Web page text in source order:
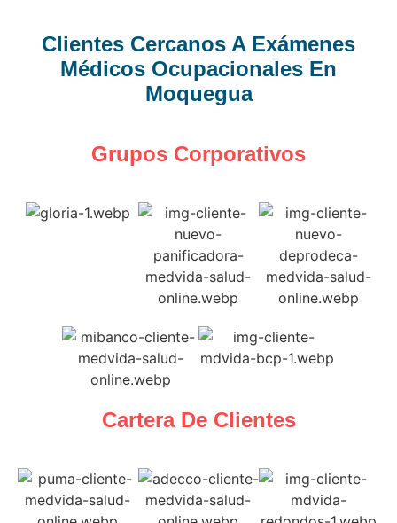
Clientes Cercanos A Exámenes
Médicos Ocupacionales En
Moquegua
Grupos Corporativos
Cartera De Clientes